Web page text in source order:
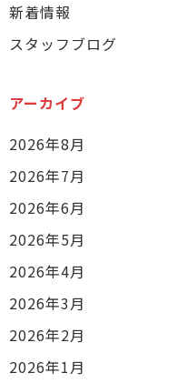
新着情報
スタッフブログ
アーカイブ
2026年8月
2026年7月
2026年6月
2026年5月
2026年4月
2026年3月
2026年2月
2026年1月